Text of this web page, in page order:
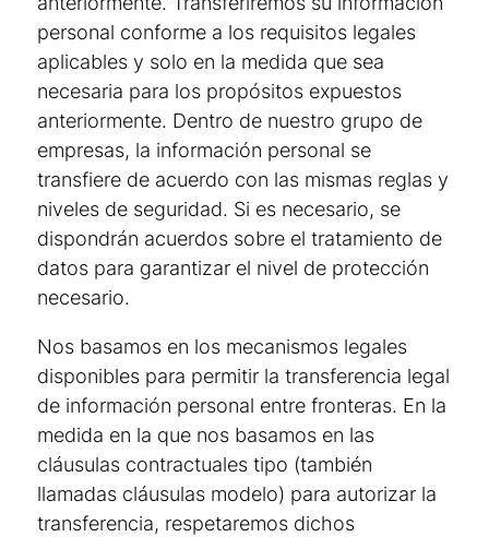
personal conforme a los requisitos legales
aplicables y solo en la medida que sea
necesaria para los propósitos expuestos
anteriormente. Dentro de nuestro grupo de
empresas, la información personal se
transfiere de acuerdo con las mismas reglas y
niveles de seguridad. Si es necesario, se
dispondrán acuerdos sobre el tratamiento de
datos para garantizar el nivel de protección
necesario.
Nos basamos en los mecanismos legales
disponibles para permitir la transferencia legal
de información personal entre fronteras. En la
medida en la que nos basamos en las
cláusulas contractuales tipo (también
llamadas cláusulas modelo) para autorizar la
transferencia, respetaremos dichos